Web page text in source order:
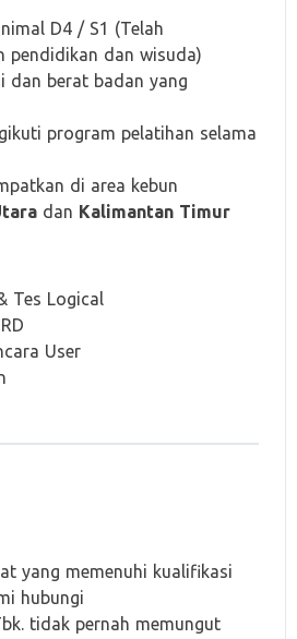
D4 / S1 (Telah
pendidikan dan wisuda)
dan berat badan yang
program pelatihan selama
di area kebun
dan Kalimantan Timur
Tes Logical
User
yang memenuhi kualifikasi
hubungi
tidak pernah memungut